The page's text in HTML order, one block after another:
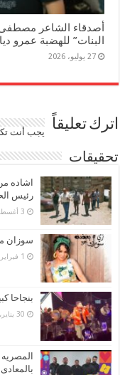
أصدقاء الشاعر مصطفى
البنات” للهضبة عمرو
27 يوليو، 2026
اترك تعليقاً يجب أنت
تحقيقات
اشاده
رئيس
3 أغسطس، 2026
سوزان
1 فبراير، 2026
بنجاحا
30 يناير، 2026
بالمعادى